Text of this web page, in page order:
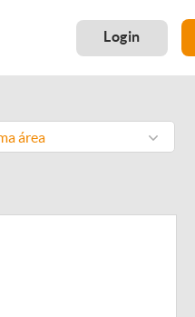
Login
área